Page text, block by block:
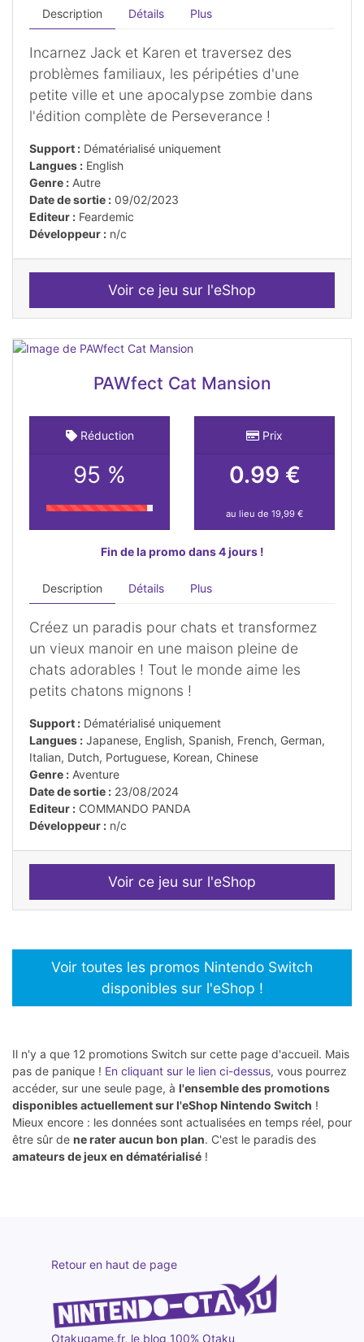
Description Détails Plus
Incarnez Jack et Karen et traversez des
problèmes familiaux, les péripéties d'une
petite ville et une apocalypse zombie dans
l'édition complète de Perseverance !
Support : Dématérialisé uniquement
Langues : English
Genre : Autre
Date de sortie : 09/02/2023
Editeur : Feardemic
Développeur : n/c
Voir ce jeu sur l'eShop
PAWfect Cat Mansion
Réduction
95 %
Prix
0.99 €
au lieu de 19,99 €
Fin de la promo dans 4 jours !
Description Détails Plus
Créez un paradis pour chats et transformez
un vieux manoir en une maison pleine de
chats adorables ! Tout le monde aime les
petits chatons mignons !
Support : Dématérialisé uniquement
Langues : Japanese, English, Spanish, French, German,
Italian, Dutch, Portuguese, Korean, Chinese
Genre : Aventure
Date de sortie : 23/08/2024
Editeur : COMMANDO PANDA
Développeur : n/c
Voir ce jeu sur l'eShop
Voir toutes les promos Nintendo Switch
disponibles sur l'eShop !
Il n'y a que 12 promotions Switch sur cette page d'accueil. Mais
pas de panique ! En cliquant sur le lien ci-dessus, vous pourrez
accéder, sur une seule page, à l'ensemble des promotions
disponibles actuellement sur l'eShop Nintendo Switch !
Mieux encore : les données sont actualisées en temps réel, pour
être sûr de ne rater aucun bon plan. C'est le paradis des
amateurs de jeux en dématérialisé !
Retour en haut de page
Otakugame.fr, le blog 100% Otaku